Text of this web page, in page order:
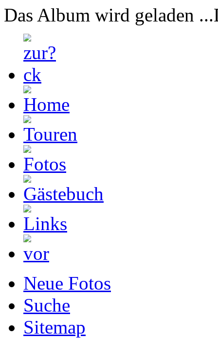
Das Album wird geladen ...
Neue Fotos
Suche
Sitemap